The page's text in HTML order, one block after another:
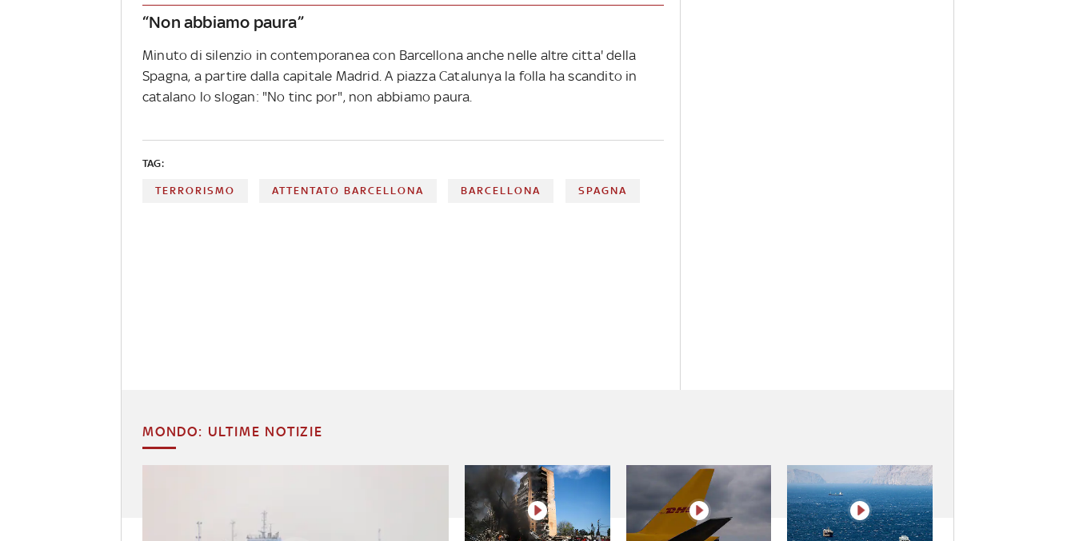
“Non abbiamo paura”
Minuto di silenzio in contemporanea con Barcellona anche nelle altre citta' della
Spagna, a partire dalla capitale Madrid. A piazza Catalunya la folla ha scandito in
catalano lo slogan: "No tinc por", non abbiamo paura.
TAG:
TERRORISMO ATTENTATO BARCELLONA BARCELLONA SPAGNA
MONDO: ULTIME NOTIZIE